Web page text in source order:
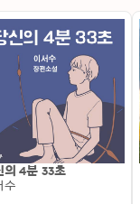
21세기로 이어지
로 휴고상과 네뷸
는 그동안 장단
메이저 SF 문학상
아울러, 역사상 28
구하고 여전히 활
등 메이저 문학상
롯, 유행의 근원을
스 단편집 『빨간
개되어 있다.역
의 4분 33초
수